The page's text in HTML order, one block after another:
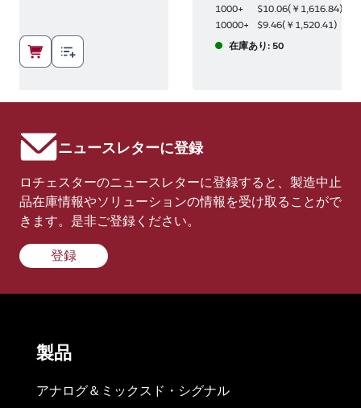
1000+
$10.06(￥1,616.84)
10000+
$9.46(￥1,520.41)
在庫あり: 50
ニュースレターに登録
ロチェスターのニュースレターに登録すると、製造中止
品在庫情報やソリューションの情報を受け取ることがで
きます。是非ご登録ください。
登録
製品
アナログ＆ミックスド・シグナル